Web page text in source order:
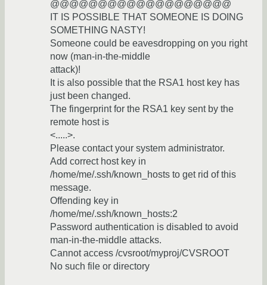
@@@@@@@@@@@@@@@@@@@
IT IS POSSIBLE THAT SOMEONE IS DOING
SOMETHING NASTY!
Someone could be eavesdropping on you right
now (man-in-the-middle
attack)!
It is also possible that the RSA1 host key has
just been changed.
The fingerprint for the RSA1 key sent by the
remote host is
<.....>.
Please contact your system administrator.
Add correct host key in
/home/me/.ssh/known_hosts to get rid of this
message.
Offending key in
/home/me/.ssh/known_hosts:2
Password authentication is disabled to avoid
man-in-the-middle attacks.
Cannot access /cvsroot/myproj/CVSROOT
No such file or directory